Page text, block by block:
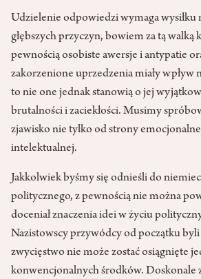
Udzielenie odpowiedzi wymaga wysiłku
głębszych przyczyn, bowiem za tą walką
pewnością osobiste awersje i antypatie
zakorzenione uprzedzenia miały wpływ
to nie one jednak stanowią o jej
brutalności i zaciekłości. Musimy
zjawisko nie tylko od strony
intelektualnej.
Jakkolwiek byśmy się odnieśli do
politycznego, z pewnością nie można
doceniał znaczenia idei w życiu
Nazistowscy przywódcy od początku
zwycięstwo nie może zostać osiągnięte
konwencjonalnych środków. Doskonale